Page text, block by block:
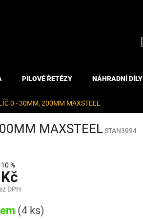
PILOVÉ ŘETĚZY NÁHRADNÍ DÍLY
0 - 30MM, 200MM MAXSTEEL
MAXSTEELSTAN3994
%
DPH
(4 ks)